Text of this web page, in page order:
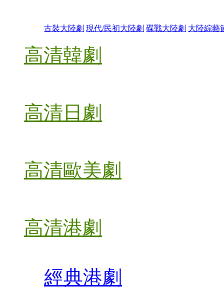
古裝大陸劇 現代/民初大陸劇 碟戰大陸劇 大陸綜藝
高清韓劇
高清日劇
高清歐美劇
高清港劇
經典港劇